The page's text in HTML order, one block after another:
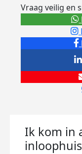
Vraag veilig en
Ik kom in
inloophuis